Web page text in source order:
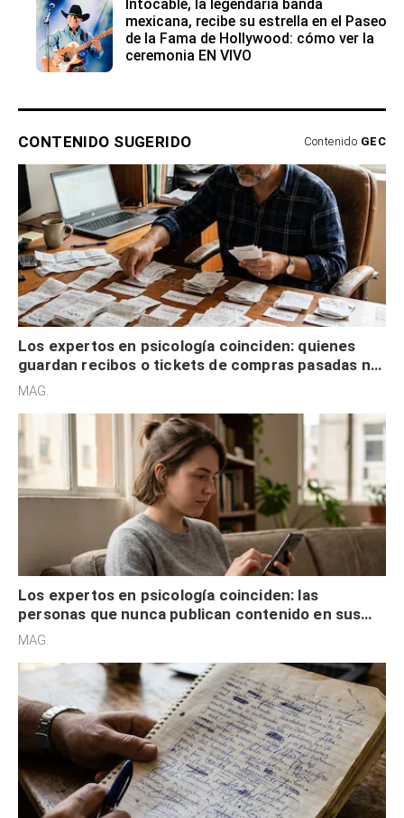
Intocable, la legendaria banda
mexicana, recibe su estrella en el Paseo
de la Fama de Hollywood: cómo ver la
ceremonia EN VIVO
CONTENIDO SUGERIDO Contenido GEC
Los expertos en psicología coinciden: quienes
guardan recibos o tickets de compras pasadas no
son acumuladores, sino que tienen necesidad de
MAG.
Los expertos en psicología coinciden: las
personas que nunca publican contenido en sus
redes sociales no pretenden buscar validación
MAG.